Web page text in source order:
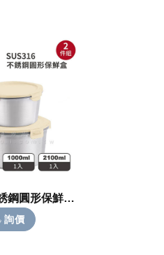
Lynx 316不銹鋼圓形保鮮盒2件組
詢價